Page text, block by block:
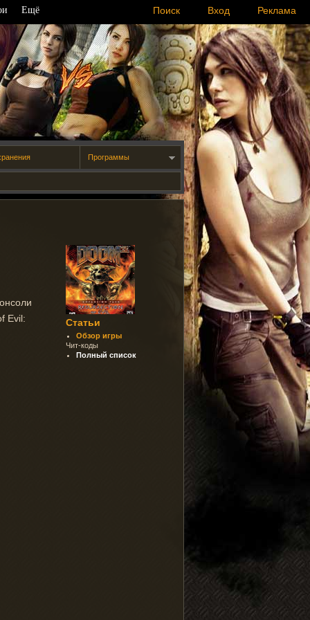
Программы
Статьи
Обзор игры
Чит-коды
Полный список
Evil:
Ещё Реклама
Вход
Поиск